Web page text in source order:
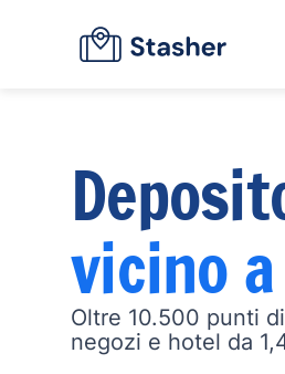
vicino
Oltre 10.500 punti
negozi e hotel da